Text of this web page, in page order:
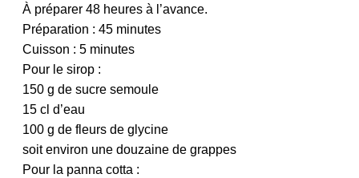
À préparer 48 heures à l’avance.
Préparation : 45 minutes
Cuisson : 5 minutes
Pour le sirop :
150 g de sucre semoule
15 cl d’eau
100 g de fleurs de glycine
soit environ une douzaine de grappes
Pour la panna cotta :